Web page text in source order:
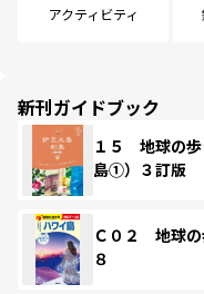
アクティビティ
新刊ガイドブック
１５ 地球の
島①）３訂版
Ｃ０２ 地球
８